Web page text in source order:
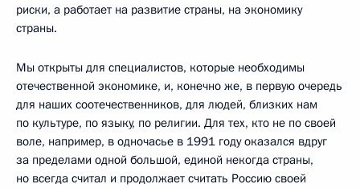
риски, а работает на развитие страны, на экономику
страны.
Мы открыты для специалистов, которые необходимы
отечественной экономике, и, конечно же, в первую очередь
для наших соотечественников, для людей, близких нам
по культуре, по языку, по религии. Для тех, кто не по своей
воле, например, в одночасье в 1991 году оказался вдруг
за пределами одной большой, единой некогда страны,
но всегда считал и продолжает считать Россию своей